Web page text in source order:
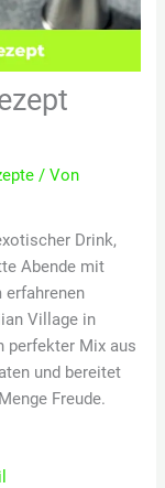
/ Von
Drink,
Abende mit
erfahrenen
Village in
perfekter Mix aus
und bereitet
Freude.